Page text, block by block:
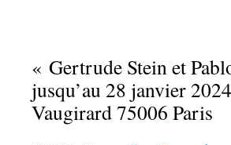
« Gertrude Stein et
jusqu’au 28 janvier
Vaugirard 75006 Paris